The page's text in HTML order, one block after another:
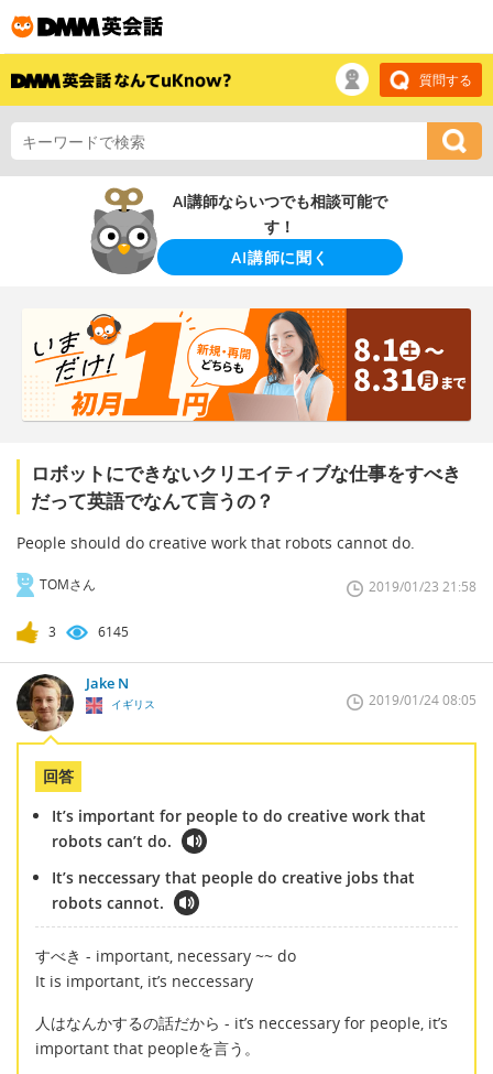
質問する
AI講師ならいつでも相談可能で
す！
AI講師に聞く
ロボットにできないクリエイティブな仕事をすべき
だって英語でなんて言うの？
People should do creative work that robots cannot do.
TOMさん 2019/01/23 21:58
3 6145
Jake N
イギリス 2019/01/24 08:05
回答
It’s important for people to do creative work that
robots can’t do.
It’s neccessary that people do creative jobs that
robots cannot.
すべき - important, necessary ~~ do
It is important, it’s neccessary
人はなんかするの話だから - it’s neccessary for people, it’s
important that peopleを言う。